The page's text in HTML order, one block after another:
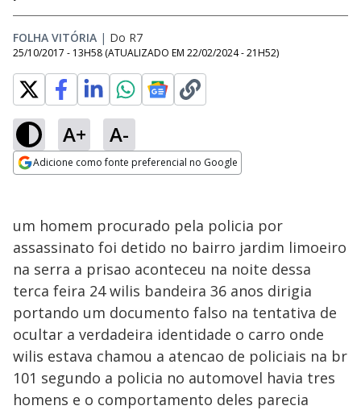
FOLHA VITÓRIA | Do R7
25/10/2017 - 13H58 (ATUALIZADO EM 22/02/2024 - 21H52)
A+ A-
Adicione como fonte preferencial no Google
um homem procurado pela policia por
assassinato foi detido no bairro jardim limoeiro
na serra a prisao aconteceu na noite dessa
terca feira 24 wilis bandeira 36 anos dirigia
portando um documento falso na tentativa de
ocultar a verdadeira identidade o carro onde
wilis estava chamou a atencao de policiais na br
101 segundo a policia no automovel havia tres
homens e o comportamento deles parecia